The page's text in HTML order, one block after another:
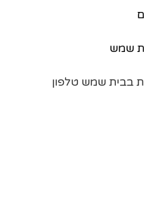
שמש